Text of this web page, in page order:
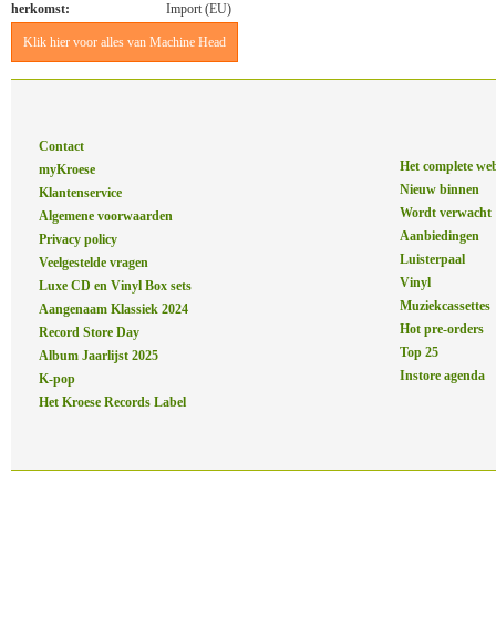
herkomst:
Import (EU)
Klik hier voor alles van Machine Head
Contact
myKroese
Klantenservice
Algemene voorwaarden
Privacy policy
Veelgestelde vragen
Luxe CD en Vinyl Box sets
Aangenaam Klassiek 2024
Record Store Day
Album Jaarlijst 2025
K-pop
Het Kroese Records Label
Het complete
Nieuw binnen
Wordt verwacht
Aanbiedingen
Luisterpaal
Vinyl
Muziekcassettes
Hot pre-orders
Top 25
Instore agenda